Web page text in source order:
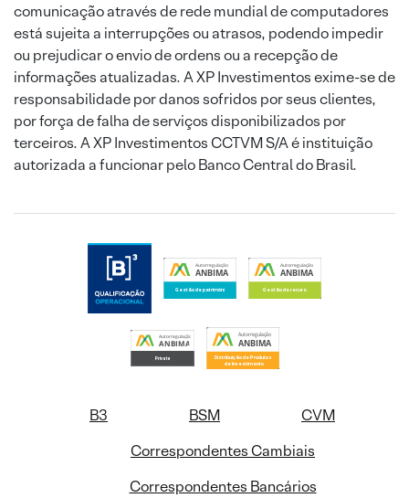
comunicação através de rede mundial de computadores
está sujeita a interrupções ou atrasos, podendo impedir
ou prejudicar o envio de ordens ou a recepção de
informações atualizadas. A XP Investimentos exime-se de
responsabilidade por danos sofridos por seus clientes,
por força de falha de serviços disponibilizados por
terceiros. A XP Investimentos CCTVM S/A é instituição
autorizada a funcionar pelo Banco Central do Brasil.
B3 BSM
CVM
Correspondentes Cambiais
Correspondentes Bancários